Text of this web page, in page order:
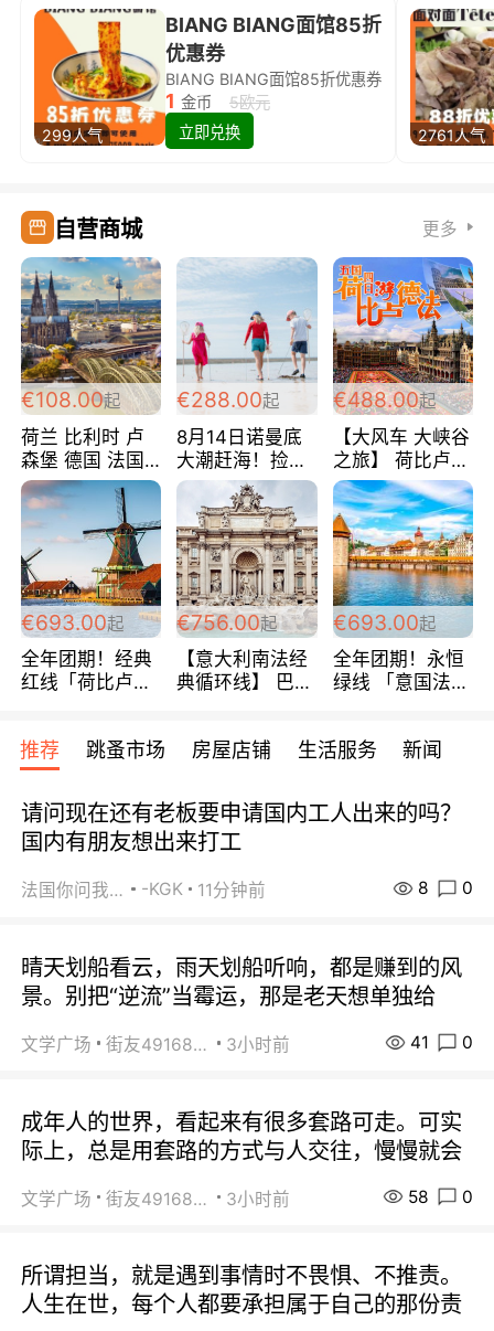
299人气
BIANG BIANG面馆85折
优惠券
BIANG BIANG面馆85折优惠券
1 金币
5欧元
立即兑换
2761人气
自营商城 更多
€108.00起
荷兰 比利时 卢
森堡 德国 法国
超爽玩遍西欧 循
环线 全程四星宾
馆 108欧/人/天
€288.00起
8月14日诺曼底
大潮赶海！捡海
鲜！轻轻松松海
边爽玩三日游
288欧/人
€488.00起
【大风车 大峡谷
之旅】 荷比卢德
法 巴黎上下 经
典五国四日游
488欧/人
€693.00起
全年团期！经典
红线「荷比卢德
天！巴黎上下！
包拼房~
€756.00起
【意大利南法经
典循环线】 巴黎
宾馆 108欧/天起
€693.00起
全年团期！永恒
绿线 「意国法
欧/天起 ~包拼房
推荐 跳蚤市场 房屋店铺 生活服务 新闻
请问现在还有老板要申请国内工人出来的吗？
国内有朋友想出来打工
法国你问我答 -KGK 11分钟前 8 0
晴天划船看云，雨天划船听响，都是赚到的风
景。别把“逆流”当霉运，那是老天想单独给
文学广场 街友49168527 3小时前 41 0
成年人的世界，看起来有很多套路可走。可实
际上，总是用套路的方式与人交往，慢慢就会
文学广场 街友49168527 3小时前 58 0
所谓担当，就是遇到事情时不畏惧、不推责。
人生在世，每个人都要承担属于自己的那份责